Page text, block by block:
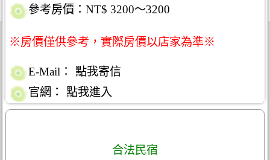
參考房價：NT$ 3200～3200
※房價僅供參考，實際房價以店家為準※
E-Mail：
點我寄信
官網：
點我進入
合法民宿